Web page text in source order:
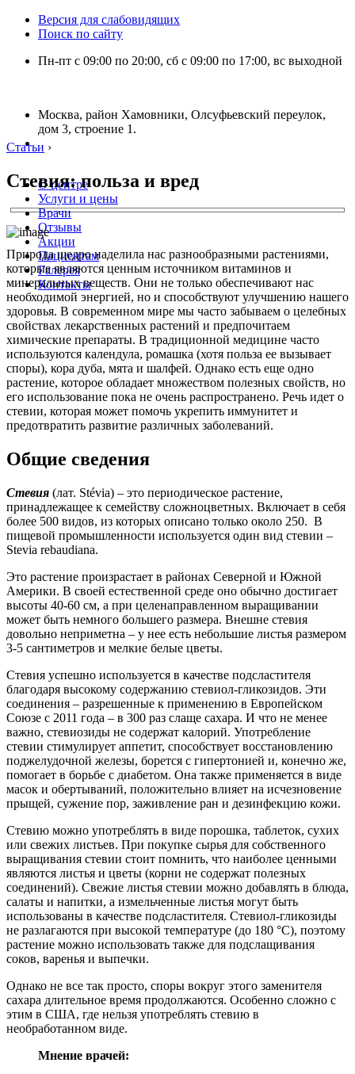
Версия для слабовидящих
Поиск по сайту
Пн-пт с 09:00 по 20:00, сб с 09:00 по 17:00, вс выходной
Москва, район Хамовники, Олсуфьевский переулок,
дом 3, строение 1.
О центре
Услуги и цены
Врачи
Отзывы
Акции
Пациентам
Галерея
Контакты
Статьи ›
Стевия: польза и вред
Природа щедро наделила нас разнообразными растениями,
которые являются ценным источником витаминов и
минеральных веществ. Они не только обеспечивают нас
необходимой энергией, но и способствуют улучшению нашего
здоровья. В современном мире мы часто забываем о целебных
свойствах лекарственных растений и предпочитаем
химические препараты. В традиционной медицине часто
используются календула, ромашка (хотя польза ее вызывает
споры), кора дуба, мята и шалфей. Однако есть еще одно
растение, которое обладает множеством полезных свойств, но
его использование пока не очень распространено. Речь идет о
стевии, которая может помочь укрепить иммунитет и
предотвратить развитие различных заболеваний.
Общие сведения
Стевия (лат. Stévia) – это периодическое растение,
принадлежащее к семейству сложноцветных. Включает в себя
более 500 видов, из которых описано только около 250. В
пищевой промышленности используется один вид стевии –
Stevia rebaudiana.
Это растение произрастает в районах Северной и Южной
Америки. В своей естественной среде оно обычно достигает
высоты 40-60 см, а при целенаправленном выращивании
может быть немного большего размера. Внешне стевия
довольно неприметна – у нее есть небольшие листья размером
3-5 сантиметров и мелкие белые цветы.
Стевия успешно используется в качестве подсластителя
благодаря высокому содержанию стевиол-гликозидов. Эти
соединения – разрешенные к применению в Европейском
Союзе с 2011 года – в 300 раз слаще сахара. И что не менее
важно, стевиозиды не содержат калорий. Употребление
стевии стимулирует аппетит, способствует восстановлению
поджелудочной железы, борется с гипертонией и, конечно же,
помогает в борьбе с диабетом. Она также применяется в виде
масок и обертываний, положительно влияет на исчезновение
прыщей, сужение пор, заживление ран и дезинфекцию кожи.
Стевию можно употреблять в виде порошка, таблеток, сухих
или свежих листьев. При покупке сырья для собственного
выращивания стевии стоит помнить, что наиболее ценными
являются листья и цветы (корни не содержат полезных
соединений). Свежие листья стевии можно добавлять в блюда,
салаты и напитки, а измельченные листья могут быть
использованы в качестве подсластителя. Стевиол-гликозиды
не разлагаются при высокой температуре (до 180 °C), поэтому
растение можно использовать также для подслащивания
соков, варенья и выпечки.
Однако не все так просто, споры вокруг этого заменителя
сахара длительное время продолжаются. Особенно сложно с
этим в США, где нельзя употреблять стевию в
необработанном виде.
Мнение врачей: